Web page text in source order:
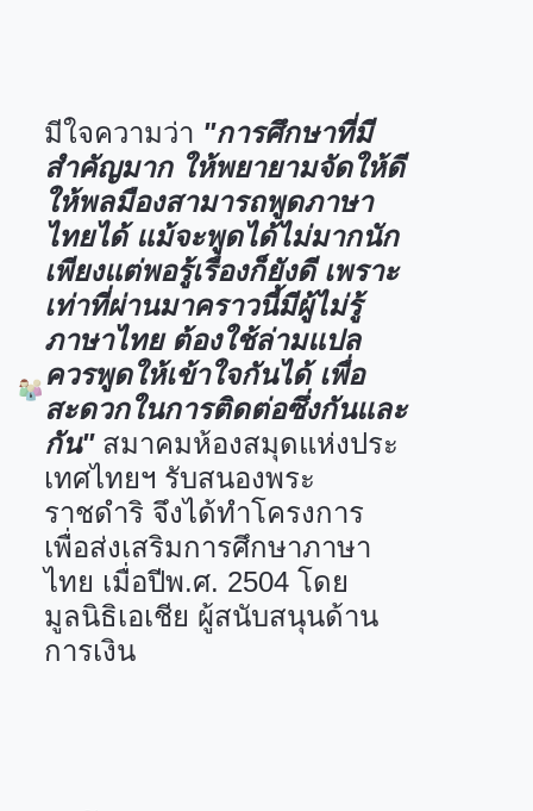
มีใจความว่า "การศึกษาที่มี
สำคัญมาก ให้พยายามจัดให้ดี
ให้พลมืองสามารถพูดภาษา
ไทยได้ แม้จะพูดได้ไม่มากนัก
เพียงแต่พอรู้เรื่องก็ยังดี เพราะ
เท่าที่ผ่านมาคราวนี้มีผู้ไม่รู้
ภาษาไทย ต้องใช้ล่ามแปล
ควรพูดให้เข้าใจกันได้ เพื่อ
สะดวกในการติดต่อซึ่งกันและ
กัน"สมาคมห้องสมุดแห่งประ
เทศไทยฯ รับสนองพระ
ราชดำริ จึงได้ทำโครงการ
เพื่อส่งเสริมการศึกษาภาษา
ไทย เมื่อปีพ.ศ. 2504 โดย
มูลนิธิเอเชีย ผู้สนับสนุนด้าน
การเงิน